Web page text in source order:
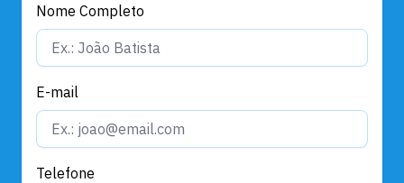
Nome Completo
E-mail
Telefone